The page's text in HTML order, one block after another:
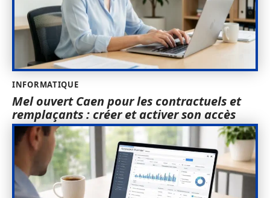
INFORMATIQUE
Mel ouvert Caen pour les contractuels et
remplaçants : créer et activer son accès